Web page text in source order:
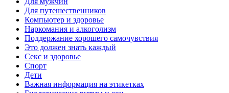
Для путешественников
Компьютер и здоровье
Наркомания и алкоголизм
Поддержание хорошего самочувствия
Это должен знать каждый
Секс и здоровье
Спорт
Дети
Важная информация на этикетках